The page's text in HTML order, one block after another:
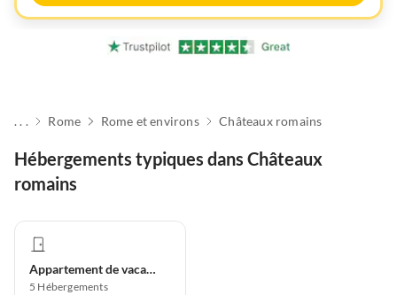
. . . Rome Rome et environs Châteaux romains
Hébergements typiques dans Châteaux
romains
Appartement de vacances
5 Hébergements